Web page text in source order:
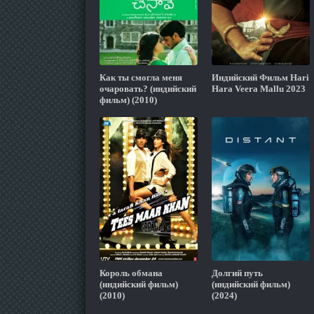
Как ты смогла меня
очаровать? (индийский
фильм) (2010)
Индийский Фильм Hari
Hara Veera Mallu 2023
Король обмана
(индийский фильм)
(2010)
Долгий путь
(индийский фильм)
(2024)